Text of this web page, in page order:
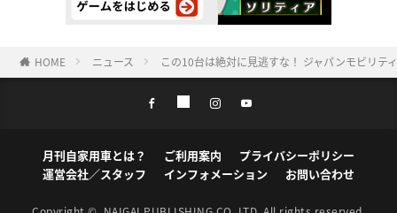
HOME ニュース この10台は絶対に見逃すな！ ジャパンモビリテ
月刊自家用車とは？ ご利用案内
プライバシーポリシー
運営会社／スタッフ
インフォメーション お問い合わせ